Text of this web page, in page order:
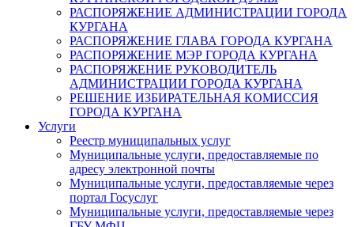
РАСПОРЯЖЕНИЕ АДМИНИСТРАЦИИ ГОРОДА
КУРГАНА
РАСПОРЯЖЕНИЕ ГЛАВА ГОРОДА КУРГАНА
РАСПОРЯЖЕНИЕ МЭР ГОРОДА КУРГАНА
РАСПОРЯЖЕНИЕ РУКОВОДИТЕЛЬ
АДМИНИСТРАЦИИ ГОРОДА КУРГАНА
РЕШЕНИЕ ИЗБИРАТЕЛЬНАЯ КОМИССИЯ
ГОРОДА КУРГАНА
Услуги
Реестр муниципальных услуг
Муниципальные услуги, предоставляемые по
адресу электронной почты
Муниципальные услуги, предоставляемые через
портал Госуслуг
Муниципальные услуги, предоставляемые через